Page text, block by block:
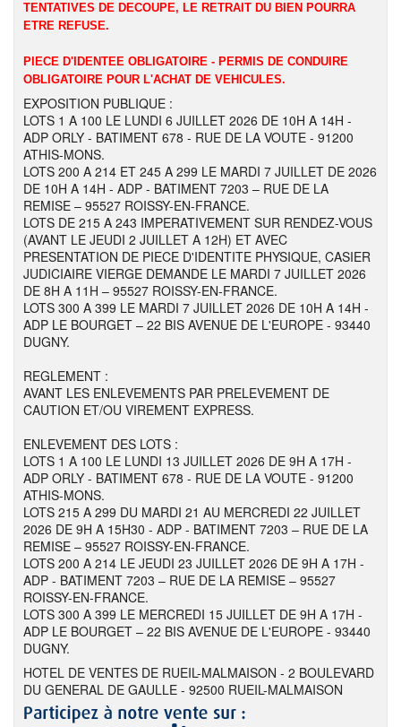
TENTATIVES DE DECOUPE, LE RETRAIT DU BIEN POURRA
ETRE REFUSE.
PIECE D'IDENTEE OBLIGATOIRE - PERMIS DE CONDUIRE
OBLIGATOIRE POUR L'ACHAT DE VEHICULES.
EXPOSITION PUBLIQUE :
LOTS 1 A 100 LE LUNDI 6 JUILLET 2026 DE 10H A 14H -
ADP ORLY - BATIMENT 678 - RUE DE LA VOUTE - 91200
ATHIS-MONS.
LOTS 200 A 214 ET 245 A 299 LE MARDI 7 JUILLET DE 2026
DE 10H A 14H - ADP - BATIMENT 7203 – RUE DE LA
REMISE – 95527 ROISSY-EN-FRANCE.
LOTS DE 215 A 243 IMPERATIVEMENT SUR RENDEZ-VOUS
(AVANT LE JEUDI 2 JUILLET A 12H) ET AVEC
PRESENTATION DE PIECE D'IDENTITE PHYSIQUE, CASIER
JUDICIAIRE VIERGE DEMANDE LE MARDI 7 JUILLET 2026
DE 8H A 11H – 95527 ROISSY-EN-FRANCE.
LOTS 300 A 399 LE MARDI 7 JUILLET 2026 DE 10H A 14H -
ADP LE BOURGET – 22 BIS AVENUE DE L'EUROPE - 93440
DUGNY.
REGLEMENT :
AVANT LES ENLEVEMENTS PAR PRELEVEMENT DE
CAUTION ET/OU VIREMENT EXPRESS.
ENLEVEMENT DES LOTS :
LOTS 1 A 100 LE LUNDI 13 JUILLET 2026 DE 9H A 17H -
ADP ORLY - BATIMENT 678 - RUE DE LA VOUTE - 91200
ATHIS-MONS.
LOTS 215 A 299 DU MARDI 21 AU MERCREDI 22 JUILLET
2026 DE 9H A 15H30 - ADP - BATIMENT 7203 – RUE DE LA
REMISE – 95527 ROISSY-EN-FRANCE.
LOTS 200 A 214 LE JEUDI 23 JUILLET 2026 DE 9H A 17H -
ADP - BATIMENT 7203 – RUE DE LA REMISE – 95527
ROISSY-EN-FRANCE.
LOTS 300 A 399 LE MERCREDI 15 JUILLET DE 9H A 17H -
ADP LE BOURGET – 22 BIS AVENUE DE L'EUROPE - 93440
DUGNY.
HOTEL DE VENTES DE RUEIL-MALMAISON - 2 BOULEVARD
DU GENERAL DE GAULLE - 92500 RUEIL-MALMAISON